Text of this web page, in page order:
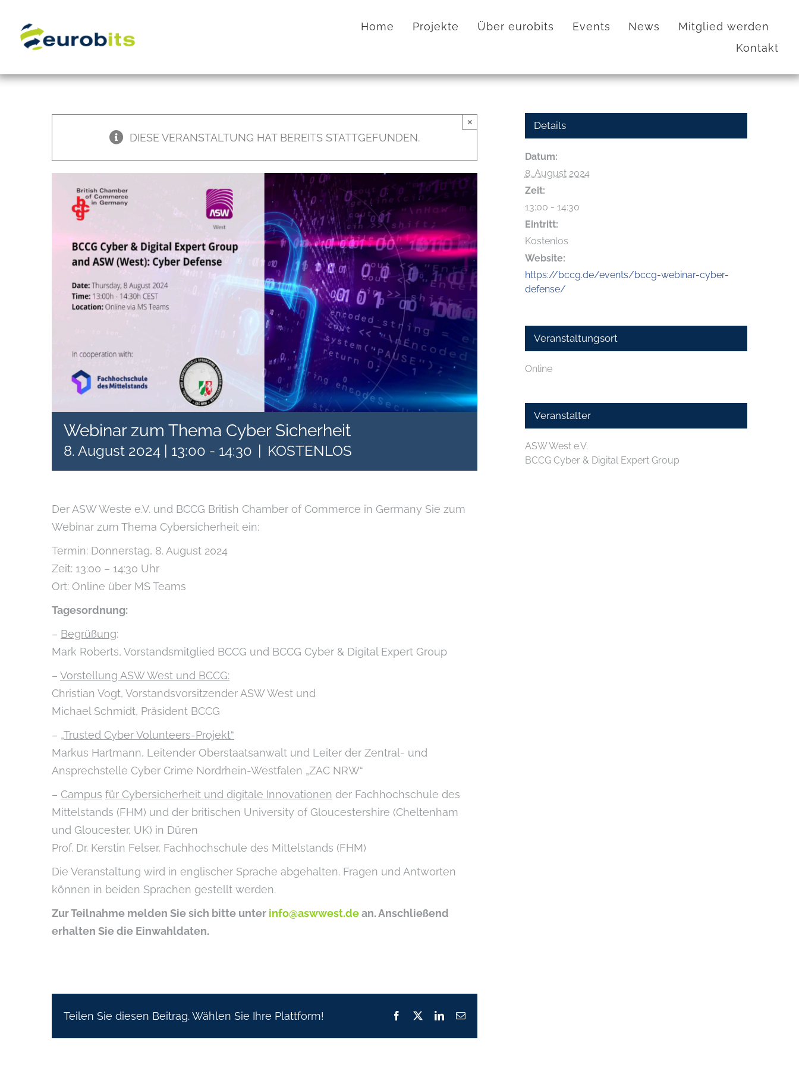
Inhalt
springen
Home Projekte Über eurobits Events News
Mitglied werden
Kontakt
DIESE VERANSTALTUNG HAT BEREITS STATTGEFUNDEN.
×
Webinar zum Thema Cyber Sicherheit
8. August 2024 | 13:00 - 14:30 KOSTENLOS
Der ASW Weste e.V. und BCCG British Chamber of Commerce in Germany Sie zum
Webinar zum Thema Cybersicherheit ein:
Termin: Donnerstag, 8. August 2024
Zeit: 13:00 – 14:30 Uhr
Ort: Online über MS Teams
Tagesordnung:
– Begrüßung:
Mark Roberts, Vorstandsmitglied BCCG und BCCG Cyber & Digital Expert Group
– Vorstellung ASW West und BCCG:
Christian Vogt, Vorstandsvorsitzender ASW West und
Michael Schmidt, Präsident BCCG
– „Trusted Cyber Volunteers-Projekt“
Markus Hartmann, Leitender Oberstaatsanwalt und Leiter der Zentral- und
Ansprechstelle Cyber Crime Nordrhein-Westfalen „ZAC NRW“
– Campus für Cybersicherheit und digitale Innovationen der Fachhochschule des
Mittelstands (FHM) und der britischen University of Gloucestershire (Cheltenham
und Gloucester, UK) in Düren
Prof. Dr. Kerstin Felser, Fachhochschule des Mittelstands (FHM)
Die Veranstaltung wird in englischer Sprache abgehalten. Fragen und Antworten
können in beiden Sprachen gestellt werden.
Zur Teilnahme melden Sie sich bitte unter info@aswwest.dean. Anschließend
erhalten Sie die Einwahldaten.
Teilen Sie diesen Beitrag. Wählen Sie Ihre Plattform! Facebook
X LinkedIn
E-
Details
Datum:
8. August 2024
Zeit:
13:00 - 14:30
Eintritt:
Kostenlos
Website:
https://bccg.de/events/bccg-webinar-cyber-
defense/
Veranstaltungsort
Online
Veranstalter
ASW West e.V.
BCCG Cyber & Digital Expert Group